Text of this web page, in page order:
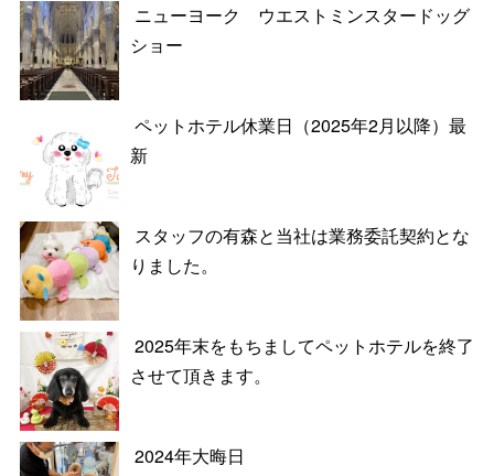
ニューヨーク ウエストミンスタードッグ
ショー
ペットホテル休業日（2025年2月以降）最
新
スタッフの有森と当社は業務委託契約とな
りました。
2025年末をもちましてペットホテルを終了
させて頂きます。
2024年大晦日